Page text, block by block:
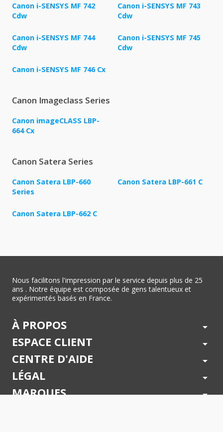
Canon i-SENSYS MF 742
Cdw
Canon i-SENSYS MF 743
Cdw
Canon i-SENSYS MF 744
Cdw
Canon i-SENSYS MF 745
Cdw
Canon i-SENSYS MF 746 Cx
Canon Imageclass Series
Canon imageCLASS LBP-
664 Cx
Canon Satera Series
Canon Satera LBP-660
Series
Canon Satera LBP-661 C
Canon Satera LBP-662 C
Nous facilitons l'impression par le service depuis plus de 25
ans . Notre équipe est composée de gens talentueux et
expérimentés basés en France.
À PROPOS arrow_drop_down
ESPACE CLIENT arrow_drop_down
CENTRE D'AIDE arrow_drop_down
LÉGAL arrow_drop_down
MARQUES arrow_drop_down